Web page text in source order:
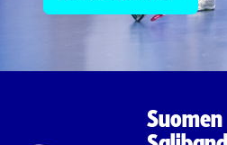
Suomen